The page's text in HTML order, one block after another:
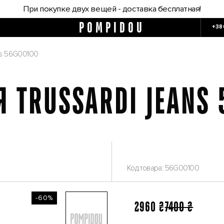
При покупке двух вещей - доставка бесплатная!
POMPIDOU
56G00100
Код товара: 56G00100
-60%
7400 ₴
2960 ₴